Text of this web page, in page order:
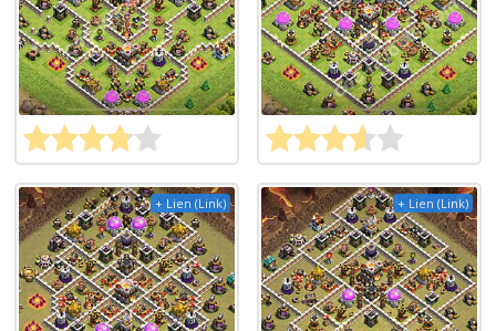
+ Lien (Link) + Lien (Link)